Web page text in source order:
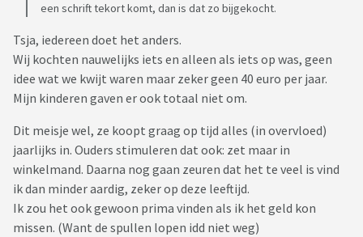
een schrift tekort komt, dan is dat zo bijgekocht.
Tsja, iedereen doet het anders.
Wij kochten nauwelijks iets en alleen als iets op was, geen
idee wat we kwijt waren maar zeker geen 40 euro per jaar.
Mijn kinderen gaven er ook totaal niet om.
Dit meisje wel, ze koopt graag op tijd alles (in overvloed)
jaarlijks in. Ouders stimuleren dat ook: zet maar in
winkelmand. Daarna nog gaan zeuren dat het te veel is vind
ik dan minder aardig, zeker op deze leeftijd.
Ik zou het ook gewoon prima vinden als ik het geld kon
missen. (Want de spullen lopen idd niet weg)